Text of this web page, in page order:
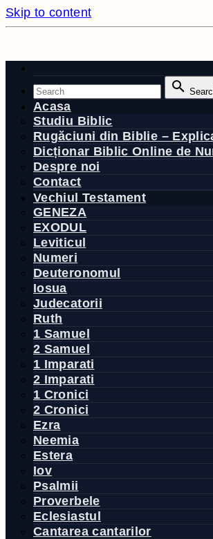
Skip to content
Acasa
Studiu Biblic
Rugăciuni din Biblie –
Dicționar Biblic Online de
Despre noi
Contact
Vechiul Testament
GENEZA
EXODUL
Leviticul
Numeri
Deuteronomul
Iosua
Judecatorii
Ruth
1 Samuel
2 Samuel
1 Imparati
2 Imparati
1 Cronici
2 Cronici
Ezra
Neemia
Estera
Iov
Psalmii
Proverbele
Eclesiastul
Cantarea cantarilor